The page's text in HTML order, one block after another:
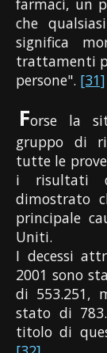
farmaci, un
che
significa
trattamenti
persone". [31]
Forse la
gruppo di
tutte le
i risultati
dimostrato
principale
Uniti.
I decessi
2001 sono
di 553.251,
stato di
titolo di